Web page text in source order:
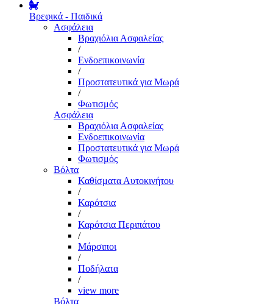
Βρεφικά - Παιδικά
Ασφάλεια
Βραχιόλια Ασφαλείας
/
Ενδοεπικοινωνία
/
Προστατευτικά για Μωρά
/
Φωτισμός
Ασφάλεια
Βραχιόλια Ασφαλείας
Ενδοεπικοινωνία
Προστατευτικά για Μωρά
Φωτισμός
Βόλτα
Καθίσματα Αυτοκινήτου
/
Καρότσια
/
Καρότσια Περιπάτου
/
Μάρσιποι
/
Ποδήλατα
/
view more
Βόλτα